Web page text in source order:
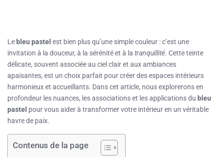
Le bleu pastel est bien plus qu’une simple couleur : c’est une
invitation à la douceur, à la sérénité et à la tranquillité. Cette teinte
délicate, souvent associée au ciel clair et aux ambiances
apaisantes, est un choix parfait pour créer des espaces intérieurs
harmonieux et accueillants. Dans cet article, nous explorerons en
profondeur les nuances, les associations et les applications du bleu
pastel pour vous aider à transformer votre intérieur en un véritable
havre de paix.
Contenus de la page